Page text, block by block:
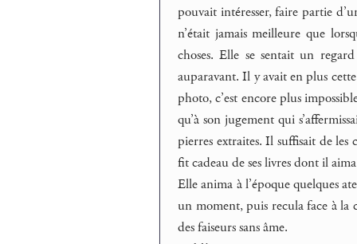
pouvait intéresser, faire partie
n’était jamais meilleure que
choses. Elle se sentait un
auparavant. Il y avait en plus
photo, c’est encore plus
qu’à son jugement qui
pierres extraites. Il suffisait de
fit cadeau de ses livres dont il
Elle anima à l’époque quelques
un moment, puis recula face à la
des faiseurs sans âme.